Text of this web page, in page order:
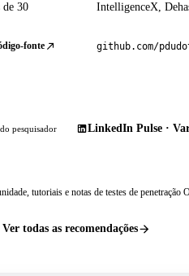
30
fonte
IntelligenceX,
pesquisador LinkedIn Pulse ·
tutoriais e notas de testes de
Ver todas as recomendações